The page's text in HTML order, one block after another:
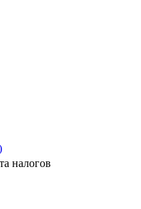
налогов